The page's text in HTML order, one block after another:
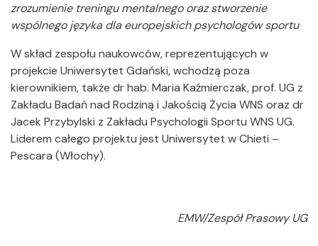
zrozumienie treningu mentalnego oraz stworzenie
wspólnego języka dla europejskich psychologów sportu
W skład zespołu naukowców, reprezentujących w
projekcie Uniwersytet Gdański, wchodzą poza
kierownikiem, także dr hab. Maria Kaźmierczak, prof. UG z
Zakładu Badań nad Rodziną i Jakością Życia WNS oraz dr
Jacek Przybylski z Zakładu Psychologii Sportu WNS UG.
Liderem całego projektu jest Uniwersytet w Chieti –
Pescara (Włochy).
EMW/Zespół Prasowy UG